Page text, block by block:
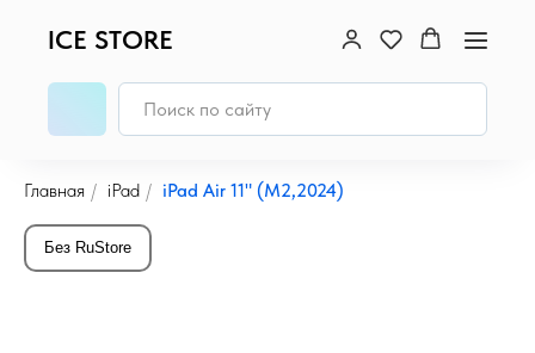
ICE STORE
Главная / iPad / iPad Air 11" (M2,2024)
Без RuStore